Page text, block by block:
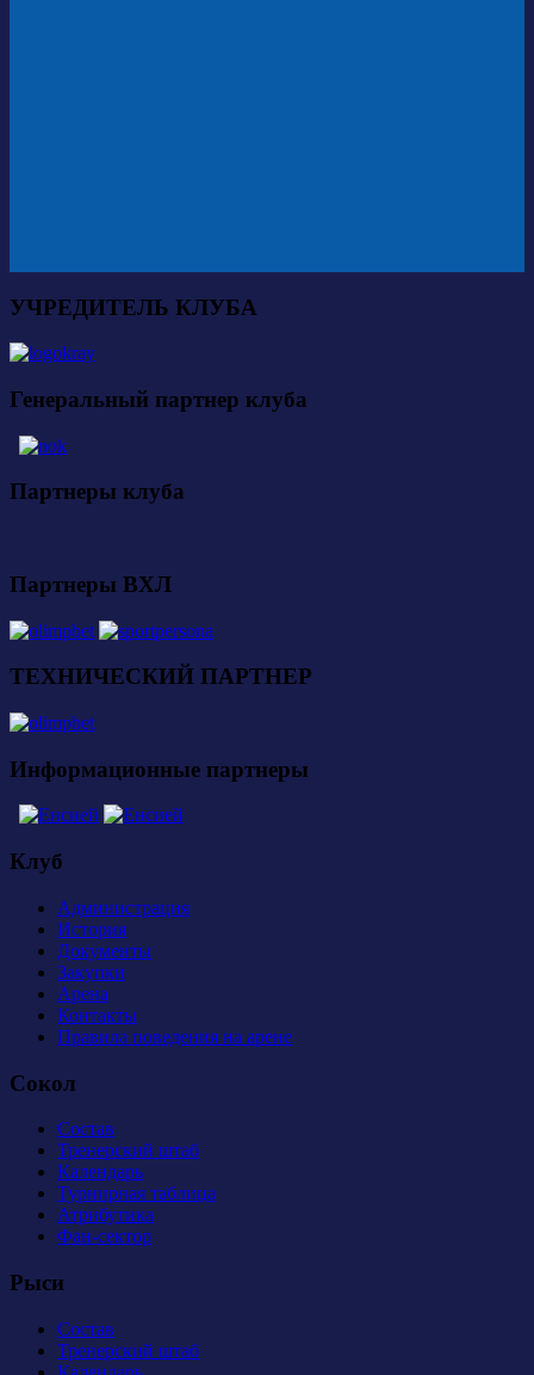
УЧРЕДИТЕЛЬ КЛУБА
Генеральный партнер клуба
Партнеры клуба
Партнеры ВХЛ
ТЕХНИЧЕСКИЙ ПАРТНЕР
Информационные партнеры
Клуб
Администрация
История
Документы
Закупки
Арена
Контакты
Правила поведения на арене
Сокол
Состав
Тренерский штаб
Календарь
Турнирная таблица
Атрибутика
Фан-сектор
Рыси
Состав
Тренерский штаб